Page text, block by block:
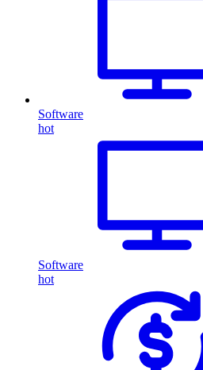
Software
hot
Software
hot